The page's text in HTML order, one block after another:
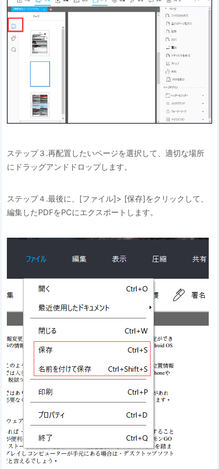
ステップ３.再配置したいページを選択して、適切な場所
にドラッグアンドドロップします。
ステップ４.最後に、[ファイル]> [保存]をクリックして、
編集したPDFをPCにエクスポートします。